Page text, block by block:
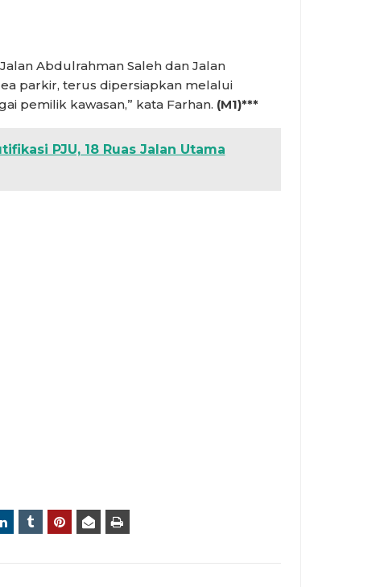
Abdulrahman Saleh dan Jalan
parkir, terus dipersiapkan melalui
pemilik kawasan,” kata Farhan. (M1)***
PJU, 18 Ruas Jalan Utama